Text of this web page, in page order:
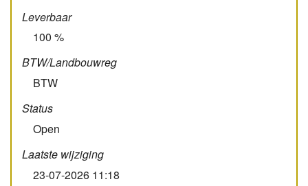
Leverbaar
100 %
BTW/­Landbouw­reg
BTW
Status
Open
Laatste wijziging
23-07-2026 11:18